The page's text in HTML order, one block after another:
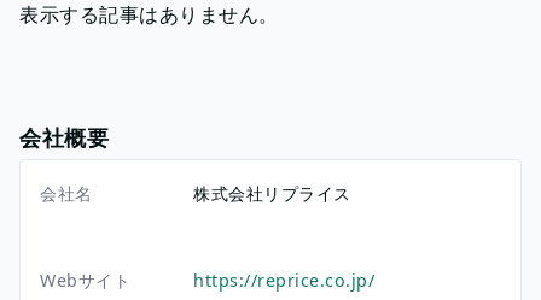
表示する記事はありません。
会社概要
会社名 株式会社リプライス
Webサイト https://reprice.co.jp/